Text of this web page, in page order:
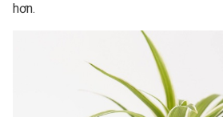
hơn.